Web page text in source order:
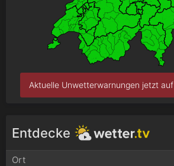
Aktuelle Unwetterwarnungen jetzt auf
Entdecke
Ort